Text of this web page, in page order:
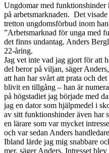
Ungdomar med funktionshinder
på arbetsmarknaden. Det
tretton ungdomsförbud inom
”Arbetsmarknad för unga med
det finns undantag. Anders
22-åring.
Jag vet inte vad jag gjort för att
del beror på viljan, säger
att han har svårt att prata och
blivit en tillgång – han är
på högstadiet jag började med
jag en dator som hjälpmedel i
av sitt funktionshinder även har
en lärare som var mycket
och var sedan Anders
Ibland lärde jag mig snabbare
mer, säger Anders. Intresset